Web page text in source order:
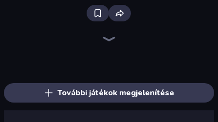
További játékok megjelenítése